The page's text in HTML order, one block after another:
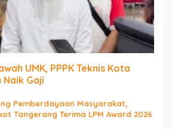
UMK, PPPK Teknis Kota
Gaji
Pemberdayaan Masyarakat,
Tangerang Terima LPM Award 2026